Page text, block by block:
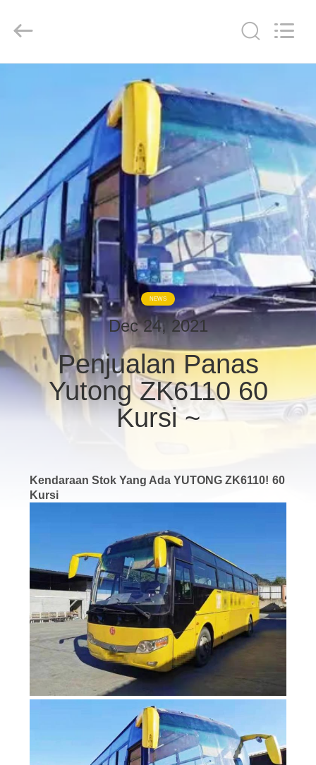
PRODUK
TENTANG
KAMI
TUR
PABRIK
KONTROL
KUALITAS
HUBUNGI
KAMI
PERMINTAAN
SITEMAP
KEBIJAKAN
PRIVASI
LTD..
NEWS
Dec 24, 2021
Penjualan Panas
Yutong ZK6110 60
Kursi ~
Kendaraan Stok Yang Ada YUTONG ZK6110! 60
Kursi